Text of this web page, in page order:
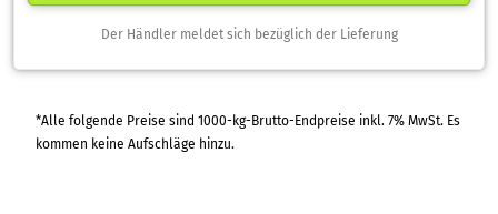
Der Händler meldet sich bezüglich der Lieferung
*Alle folgende Preise sind 1000-kg-Brutto-Endpreise inkl. 7% MwSt. Es
kommen keine Aufschläge hinzu.